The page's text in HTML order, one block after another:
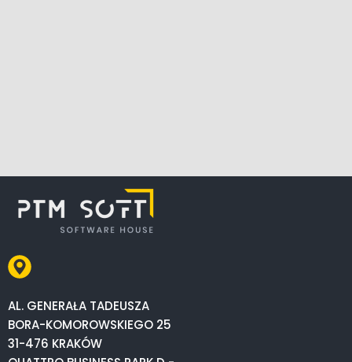
AL. GENERAŁA TADEUSZA
BORA-KOMOROWSKIEGO 25
31-476 KRAKÓW